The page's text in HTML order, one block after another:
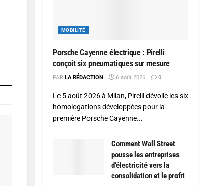
MOBILITÉ
Porsche Cayenne électrique : Pirelli
conçoit six pneumatiques sur mesure
PAR LA RÉDACTION 6 août 2026 0
Le 5 août 2026 à Milan, Pirelli dévoile les six
homologations développées pour la
première Porsche Cayenne...
Comment Wall Street
pousse les entreprises
d’électricité vers la
consolidation et le profit